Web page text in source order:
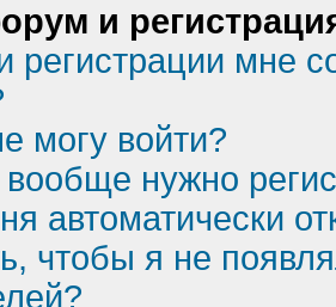
и
регистрации мне
могу войти?
нужно
автоматически
чтобы я не